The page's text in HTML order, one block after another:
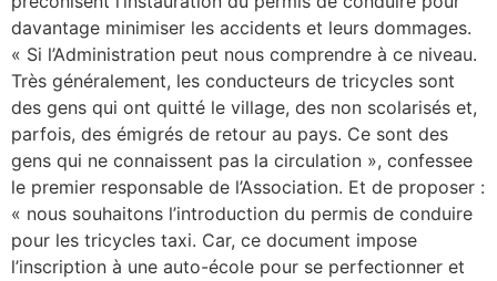
davantage minimiser les accidents et leurs dommages.
« Si l’Administration peut nous comprendre à ce niveau.
Très généralement, les conducteurs de tricycles sont
des gens qui ont quitté le village, des non scolarisés et,
parfois, des émigrés de retour au pays. Ce sont des
gens qui ne connaissent pas la circulation », confessee
le premier responsable de l’Association. Et de proposer :
« nous souhaitons l’introduction du permis de conduire
pour les tricycles taxi. Car, ce document impose
l’inscription à une auto-école pour se perfectionner et